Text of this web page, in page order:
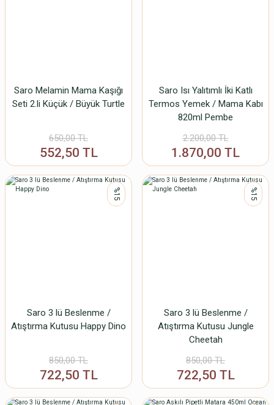
Saro Melamin Mama Kaşığı
Seti 2.li Küçük / Büyük Turtle
650,00 TL
552,50 TL
Saro Isı Yalıtımlı İki Katlı
Termos Yemek / Mama Kabı
820ml Pembe
2.200,00 TL
1.870,00 TL
%15
Saro 3 lü Beslenme /
Atıştırma Kutusu Happy Dino
850,00 TL
722,50 TL
%15
Saro 3 lü Beslenme /
Atıştırma Kutusu Jungle
Cheetah
850,00 TL
722,50 TL